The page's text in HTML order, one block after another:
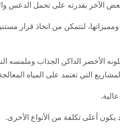
الآخر بقدرته على تحمل الدعس
ومميزاتها، لتتمكن من اتخاذ قرار
الأخضر الداكن الجذاب وملمسه
التي تعتمد على المياه
أعلى تكلفة من الأنواع الأخرى.